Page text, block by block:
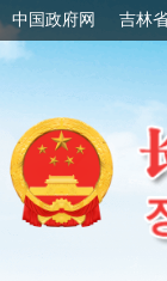
中国政府网 吉林